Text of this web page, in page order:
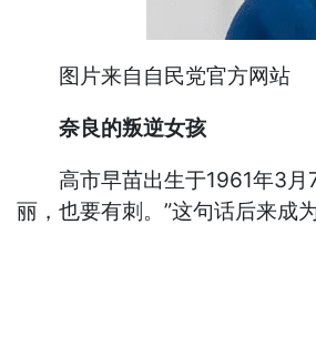
图片来自自民党官方网站
奈良的叛逆女孩
高市早苗出生于1961年3月7
丽，也要有刺。”这句话后来成